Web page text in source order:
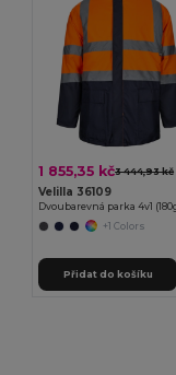
1 855,35 kč3 444,93 kč
Velilla 36109
+1 Colors
Přidat do košíku